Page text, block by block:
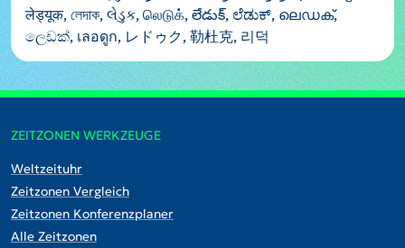
लेड्यूक, লেদাক, લેડુક, லெடுக், లేడుక్, ಲೆಡುಕ್, ലെഡക്,
ලෙඩක්, เลอดูก, レドゥク, 勒杜克, 리덕
ZEITZONEN WERKZEUGE
Weltzeituhr
Zeitzonen Vergleich
Zeitzonen Konferenzplaner
Alle Zeitzonen